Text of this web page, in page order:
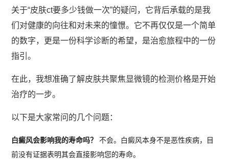
关于“皮肤ct要多少钱做一次”的疑问，它背后承载的是我
们对健康的向往和对未来的憧憬。它不再仅仅是一个简单
的数字，更是一份科学诊断的希望，是治愈旅程中的一份
指引。
在此，我想准确了解皮肤共聚焦显微镜的检测价格是开始
治疗的一步。
以下是大家常问的几个问题：
白癜风会影响我的寿命吗？
不会。白癜风本身不是恶性疾病，目
前没有证据表明其会直接影响您的寿命。